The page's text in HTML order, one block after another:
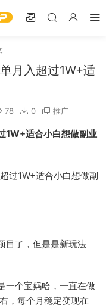
月入超过1W+适
78 0 推广
1W+适合小白想做副业
目了，但是是新玩法
一个宝妈哈，一直在做
，每个月稳定变现在